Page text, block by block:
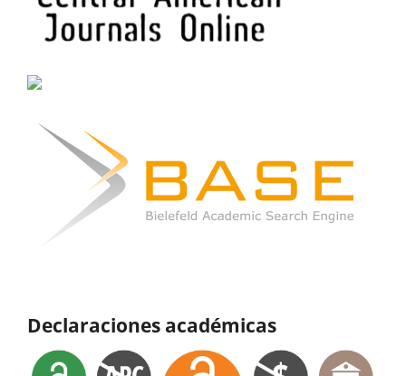
Declaraciones académicas